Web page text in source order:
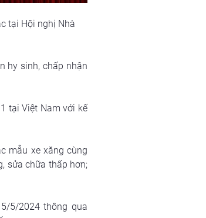
tại Hội nghị Nhà
hy sinh, chấp nhận
tại Việt Nam với kế
mẫu xe xăng cùng
sửa chữa thấp hơn;
5/2024 thông qua